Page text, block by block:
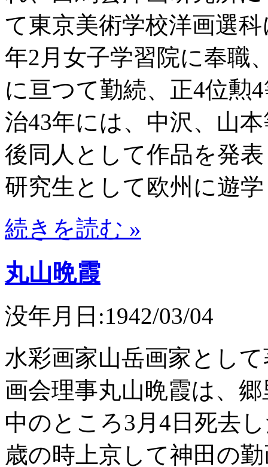
て東京美術学校洋画選
年2月女子学習院に奉職
に亘つて勤続、正4位勲
治43年には、中沢、山
後同人として作品を発
研究生として欧州に遊
続きを読む »
丸山晩霞
没年月日:1942/03/04
水彩画家山岳画家とし
画会理事丸山晩霞は、
中のところ3月4日死去
歳の時上京して神田の